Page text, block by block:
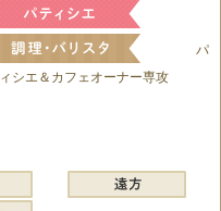
パ
シエ＆カフェオーナー専攻